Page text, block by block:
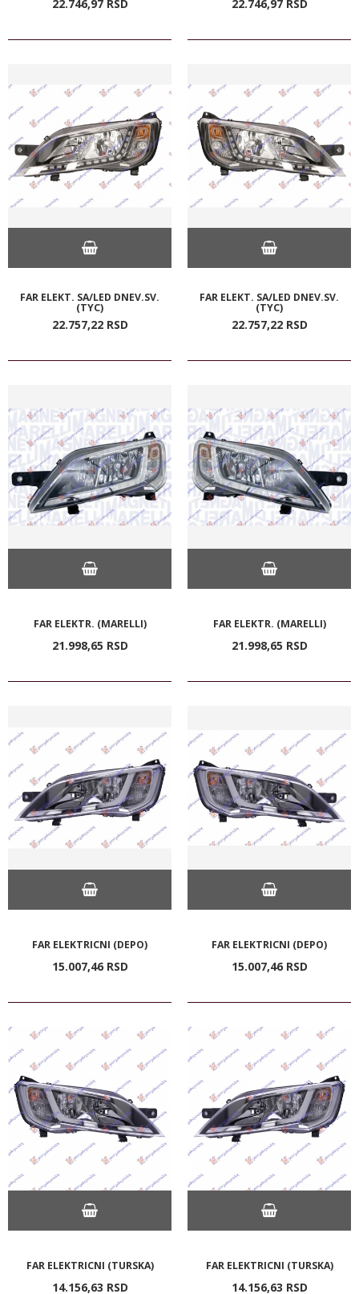
22.746,97 RSD 22.746,97 RSD
FAR ELEKT. SA/LED DNEV.SV.
(TYC)
22.757,22 RSD
FAR ELEKT. SA/LED DNEV.SV.
(TYC)
22.757,22 RSD
FAR ELEKTR. (MARELLI)
21.998,65 RSD
FAR ELEKTR. (MARELLI)
21.998,65 RSD
FAR ELEKTRICNI (DEPO)
15.007,46 RSD
FAR ELEKTRICNI (DEPO)
15.007,46 RSD
FAR ELEKTRICNI (TURSKA)
14.156,63 RSD
FAR ELEKTRICNI (TURSKA)
14.156,63 RSD